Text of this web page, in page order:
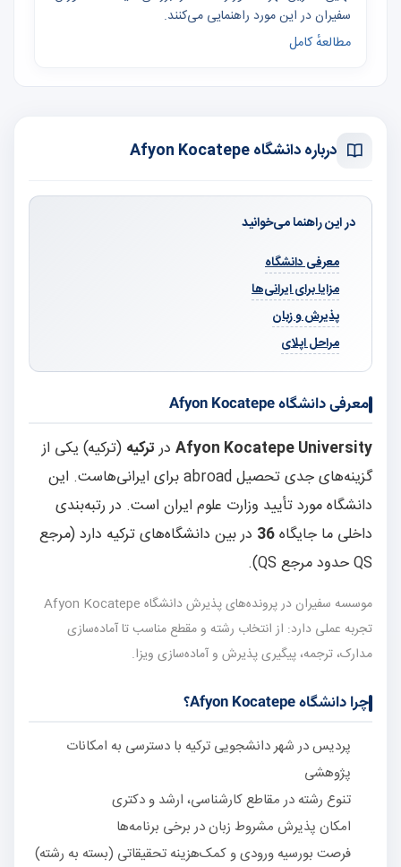
سفیران در این مورد راهنمایی می‌کنند.
مطالعهٔ کامل
درباره دانشگاه Afyon Kocatepe
در این راهنما می‌خوانید
معرفی دانشگاه
مزایا برای ایرانی‌ها
پذیرش و زبان
مراحل اپلای
معرفی دانشگاه Afyon Kocatepe
Afyon Kocatepe University درترکیه (ترکیه) یکی از
گزینه‌های جدی تحصیل abroad برای ایرانی‌هاست. این
دانشگاه مورد تأیید وزارت علوم ایران است. در رتبه‌بندی
داخلی ما جایگاه36 در بین دانشگاه‌های ترکیه دارد (مرجع
QS حدود مرجع QS).
موسسه سفیران در پرونده‌های پذیرش دانشگاه Afyon Kocatepe
تجربه عملی دارد: از انتخاب رشته و مقطع مناسب تا آماده‌سازی
مدارک، ترجمه، پیگیری پذیرش و آماده‌سازی ویزا.
چرا دانشگاه Afyon Kocatepe؟
پردیس در شهر دانشجویی ترکیه با دسترسی به امکانات
پژوهشی
تنوع رشته در مقاطع کارشناسی، ارشد و دکتری
امکان پذیرش مشروط زبان در برخی برنامه‌ها
فرصت بورسیه ورودی و کمک‌هزینه تحقیقاتی (بسته به رشته)